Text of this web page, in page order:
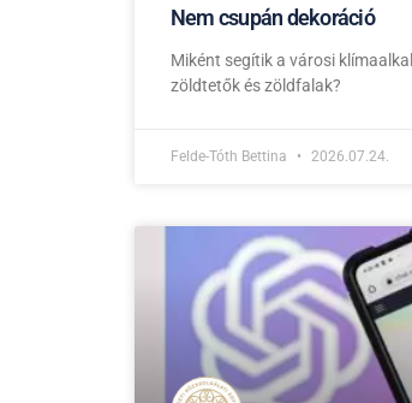
Nem csupán dekoráció
Miként segítik a városi
zöldtetők és zöldfalak?
Felde-Tóth Bettina 2026.07.24.